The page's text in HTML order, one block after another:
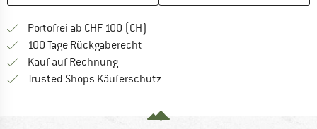
Portofrei ab CHF 100 (CH)
100 Tage Rückgaberecht
Kauf auf RechnungFinde die Zahlungs-Infos hier! Öffnet
Trusted Shops Käuferschutz